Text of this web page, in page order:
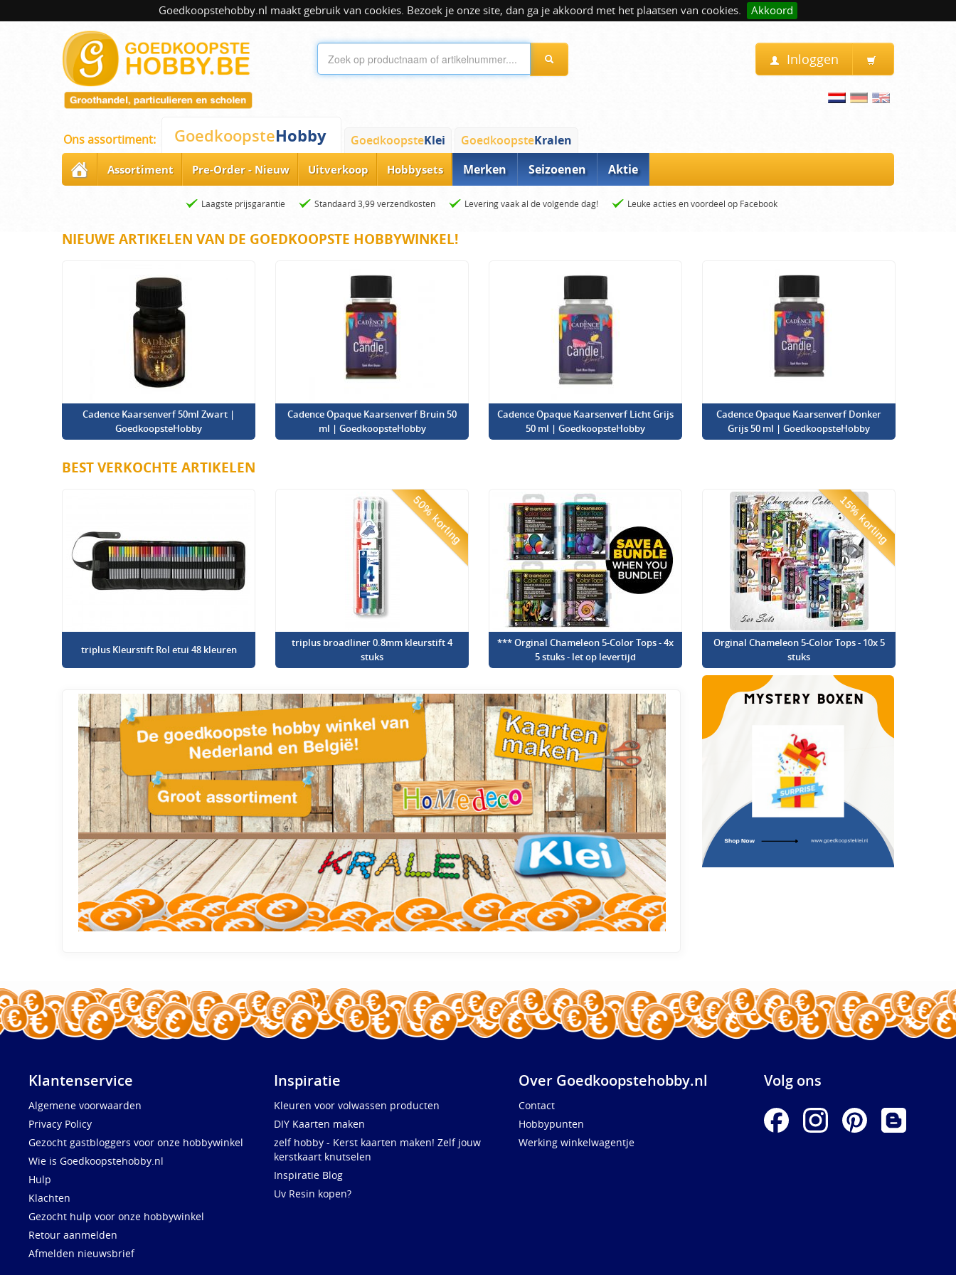
Goedkoopstehobby.nl maakt gebruik van cookies. Bezoek je onze site, dan ga je akkoord met het plaatsen van cookies. Akkoord
Inloggen
Ons assortiment: GoedkoopsteHobby GoedkoopsteKlei GoedkoopsteKralen
Assortiment Pre-Order - Nieuw Uitverkoop Hobbysets Merken Seizoenen Aktie
Laagste prijsgarantie Standaard 3,99 verzendkosten Levering vaak al de volgende dag! Leuke acties en voordeel op Facebook
NIEUWE ARTIKELEN VAN DE GOEDKOOPSTE HOBBYWINKEL!
Cadence Kaarsenverf 50ml Zwart |
GoedkoopsteHobby
Cadence Opaque Kaarsenverf Bruin 50
ml | GoedkoopsteHobby
Cadence Opaque Kaarsenverf Licht Grijs
50 ml | GoedkoopsteHobby
Cadence Opaque Kaarsenverf Donker
Grijs 50 ml | GoedkoopsteHobby
BEST VERKOCHTE ARTIKELEN
triplus Kleurstift Rol etui 48 kleuren
50% korting
triplus broadliner 0.8mm kleurstift 4
stuks
*** Orginal Chameleon 5-Color Tops - 4x
5 stuks - let op levertijd
15% korting
Orginal Chameleon 5-Color Tops - 10x 5
stuks
Klantenservice
Algemene voorwaarden
Privacy Policy
Gezocht gastbloggers voor onze hobbywinkel
Wie is Goedkoopstehobby.nl
Hulp
Klachten
Gezocht hulp voor onze hobbywinkel
Retour aanmelden
Afmelden nieuwsbrief
Inspiratie
Kleuren voor volwassen producten
DIY Kaarten maken
zelf hobby - Kerst kaarten maken! Zelf jouw
kerstkaart knutselen
Inspiratie Blog
Uv Resin kopen?
Over Goedkoopstehobby.nl
Contact
Hobbypunten
Werking winkelwagentje
Volg ons